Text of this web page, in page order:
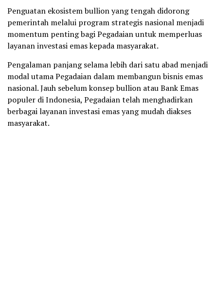
Penguatan ekosistem bullion yang tengah didorong
pemerintah melalui program strategis nasional menjadi
momentum penting bagi Pegadaian untuk memperluas
layanan investasi emas kepada masyarakat.
Pengalaman panjang selama lebih dari satu abad menjadi
modal utama Pegadaian dalam membangun bisnis emas
nasional. Jauh sebelum konsep bullion atau Bank Emas
populer di Indonesia, Pegadaian telah menghadirkan
berbagai layanan investasi emas yang mudah diakses
masyarakat.